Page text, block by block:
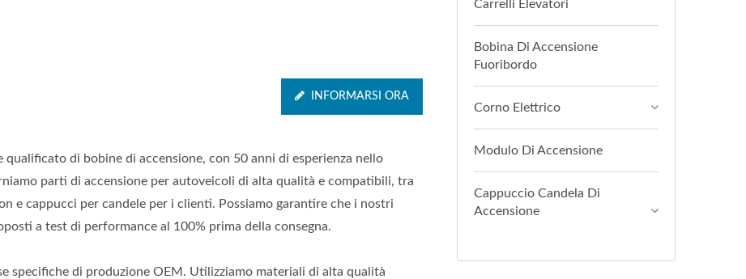
INFORMARSI ORA
di bobine di accensione, con 50 anni di esperienza nello
parti di accensione per autoveicoli di alta qualità e compatibili, tra
e cappucci per candele per i clienti. Possiamo garantire che i nostri
a test di performance al 100% prima della consegna.
specifiche di produzione OEM. Utilizziamo materiali di alta qualità
Carrelli Elevatori
Bobina Di Accensione
Fuoribordo
Corno Elettrico
Modulo Di Accensione
Cappuccio Candela Di
Accensione